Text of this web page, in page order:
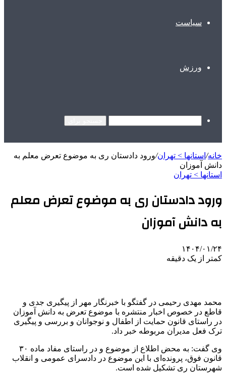
سیاست
ورزش
خانه/ استانها > تهران/ورود دادستان ری به موضوع تعرض معلم به
دانش آموزان
استانها > تهران
ورود دادستان ری به موضوع تعرض معلم
به دانش آموزان
۱۴۰۴/۰۱/۲۴
کمتر از یک دقیقه
محمد مهدی رحیمی در گفتگو با خبرنگار مهر از پیگیری جدی و
قاطع در خصوص اخبار منتشره با موضوع تعرض به دانش آموزان
در راستای قانون حمایت از اطفال و نوجوانان و بررسی و پیگیری
ترک فعل مدیران مربوطه خبر داد.
وی گفت: به محض اطلاع از موضوع و در راستای مفاد ماده ۳۰
قانون فوق، پرونده‌ای با این موضوع در دادسرای عمومی و انقلاب
شهرستان ری تشکیل شده است.